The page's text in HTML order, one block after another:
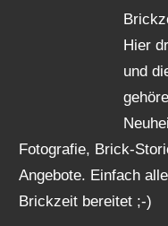
Hier
und
Fotografie, Brick-
Angebote. Einfach
Brickzeit bereitet ;-)